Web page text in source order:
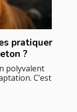
pratiquer
?
polyvalent
C’est